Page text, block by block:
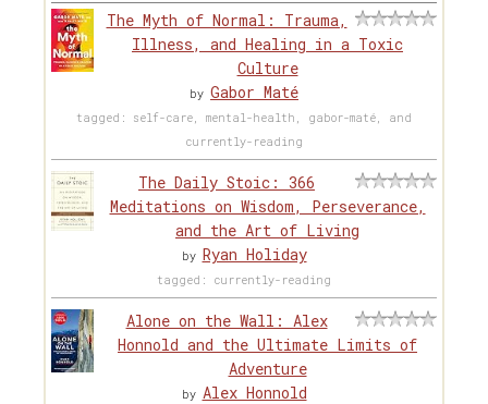
The Myth of Normal: Trauma,
Illness, and Healing in a Toxic
Culture
by Gabor Maté
tagged: self-care, mental-health, gabor-maté, and
currently-reading
The Daily Stoic: 366
Meditations on Wisdom, Perseverance,
and the Art of Living
by Ryan Holiday
tagged: currently-reading
Alone on the Wall: Alex
Honnold and the Ultimate Limits of
Adventure
by Alex Honnold